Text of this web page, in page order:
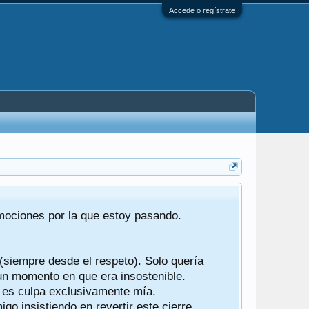
Accede o regístrate
por la que estoy pasando.
desde el respeto). Solo quería
momento en que era insostenible.
culpa exclusivamente mía.
insistiendo en revertir este cierre.